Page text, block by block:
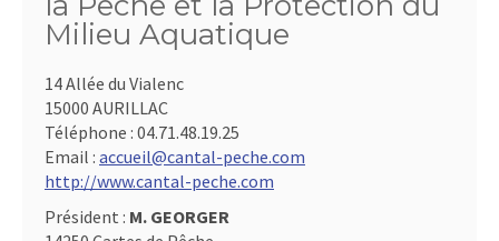
Milieu Aquatique
14 Allée du Vialenc
15000 AURILLAC
Téléphone : 04.71.48.19.25
Email : accueil@cantal-peche.com
http://www.cantal-peche.com
Président : M. GEORGER